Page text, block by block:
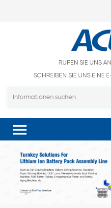
RUFEN SIE UNS AN
SCHREIBEN SIE UNS EINE